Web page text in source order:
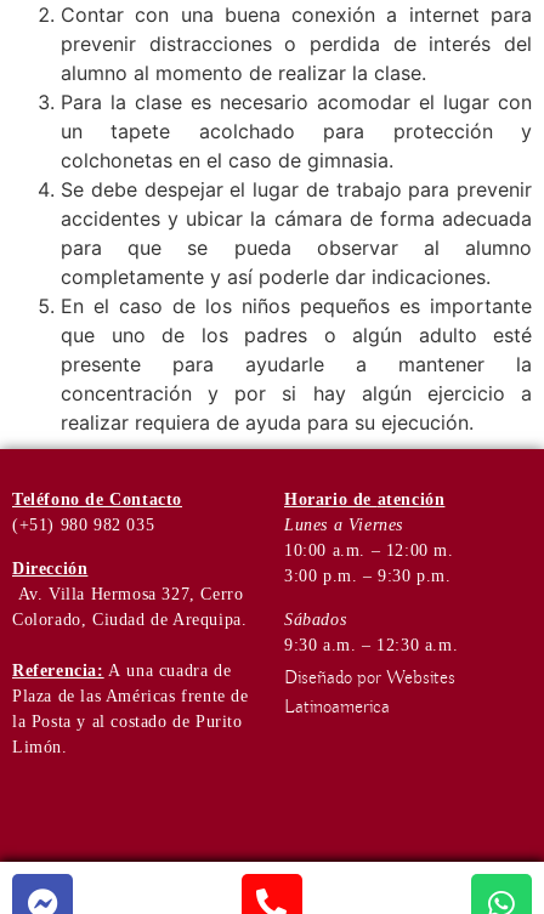
Contar con una buena conexión a internet para
prevenir distracciones o perdida de interés del
alumno al momento de realizar la clase.
Para la clase es necesario acomodar el lugar con
un tapete acolchado para protección y
colchonetas en el caso de gimnasia.
Se debe despejar el lugar de trabajo para prevenir
accidentes y ubicar la cámara de forma adecuada
para que se pueda observar al alumno
completamente y así poderle dar indicaciones.
En el caso de los niños pequeños es importante
que uno de los padres o algún adulto esté
presente para ayudarle a mantener la
concentración y por si hay algún ejercicio a
realizar requiera de ayuda para su ejecución.
Teléfono de Contacto
(+51) 980 982 035
Dirección
Av. Villa Hermosa 327, Cerro
Colorado, Ciudad de Arequipa.
Referencia: A una cuadra de
Plaza de las Américas frente de
la Posta y al costado de Purito
Limón.
Horario de atención
Lunes a Viernes
10:00 a.m. – 12:00 m.
3:00 p.m. – 9:30 p.m.
Sábados
9:30 a.m. – 12:30 a.m.
Diseñado por Websites
Latinoamerica